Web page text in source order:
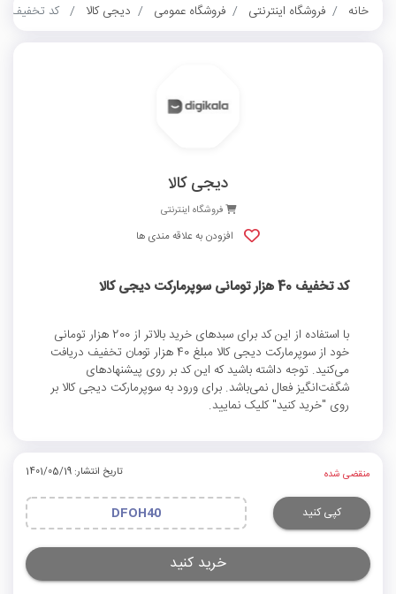
خانه فروشگاه اینترنتی فروشگاه عمومی دیجی کالا کد تخفیف 40 هزار تومانی سوپرمارکت دیجی کالا
دیجی کالا
فروشگاه اینترنتی
افزودن به علاقه مندی ها
کد تخفیف 40 هزار تومانی سوپرمارکت دیجی کالا
با استفاده از این کد برای سبدهای خرید بالاتر از 200 هزار تومانی
خود از سوپرمارکت دیجی کالا مبلغ 40 هزار تومان تخفیف دریافت
می‌کنید. توجه داشته باشید که این کد بر روی پیشنهادهای
شگفت‌انگیز فعال نمی‌باشد. برای ورود به سوپرمارکت دیجی کالا بر
روی "خرید کنید" کلیک نمایید.
منقضی شده تاریخ انتشار: 1401/05/19
کپی کنید DFOH40
خرید کنید